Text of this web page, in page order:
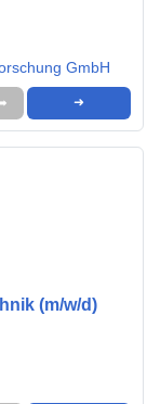
GmbH
➜
(m/w/d)